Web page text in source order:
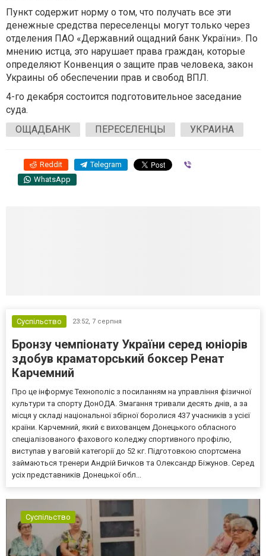
Пункт содержит норму о том, что получать все эти
денежные средства переселенцы могут только через
отделения ПАО «Державний ощадний банк України». По
мнению истца, это нарушает права граждан, которые
определяют Конвенция о защите прав человека, закон
Украины об обеспечении прав и свобод ВПЛ.
4-го декабря состоится подготовительное заседание
суда.
ОЩАДБАНК
ПЕРЕСЕЛЕНЦЫ УКРАИНА
Reddit Telegram
WhatsApp
Суспільство 23:52, 7 серпня
Бронзу чемпіонату України серед юніорів
здобув краматорський боксер Ренат
Карчемний
Про це інформує Технополіс з посиланням на управління фізичної
культури та спорту ДонОДА. Змагання тривали десять днів, а за
місця у складі національної збірної боролися 437 учасників з усієї
країни. Карчемний, який є вихованцем Донецького обласного
спеціалізованого фахового коледжу спортивного профілю,
виступав у ваговій категорії до 52 кг. Підготовкою спортсмена
займаються тренери Андрій Бичков та Олександр Біжунов. Серед
усіх представників Донецької обл...
Суспільство